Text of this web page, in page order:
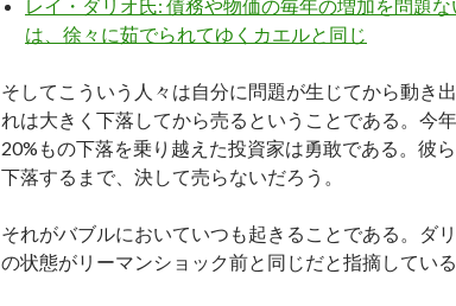
レイ・ダリオ氏: 債務や物価の毎年の増加を問題な
は、徐々に茹でられてゆくカエルと同じ
そしてこういう人々は自分に問題が生じてから動き
れは大きく下落してから売るということである。今
20%もの下落を乗り越えた投資家は勇敢である。彼
下落するまで、決して売らないだろう。
それがバブルにおいていつも起きることである。ダ
の状態がリーマンショック前と同じだと指摘している